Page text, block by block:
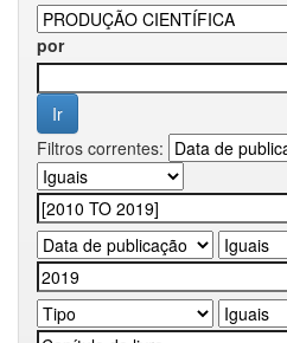
por
Filtros correntes: